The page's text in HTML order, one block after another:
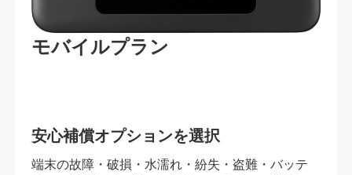
モバイルプラン
安心補償オプションを選択
端末の故障・破損・水濡れ・紛失・盗難・バッテ